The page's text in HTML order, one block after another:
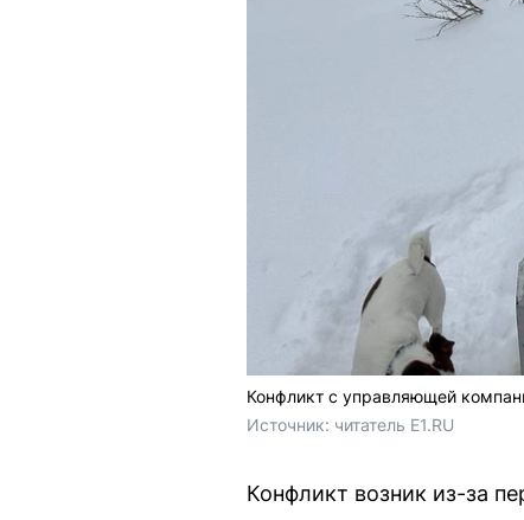
Конфликт с управляющей
Источник: читатель E1.RU
Конфликт возник из-за